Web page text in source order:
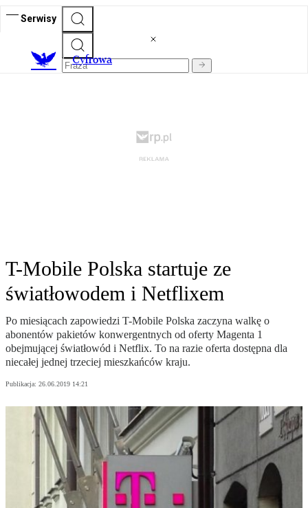
Serwisy
Cyfrowa
T-Mobile Polska startuje ze
światłowodem i Netflixem
Po miesiącach zapowiedzi T-Mobile Polska zaczyna walkę o
abonentów pakietów konwergentnych od oferty Magenta 1
obejmującej światłowód i Netflix. To na razie oferta dostępna dla
niecałej jednej trzeciej mieszkańców kraju.
Publikacja: 26.06.2019 14:21